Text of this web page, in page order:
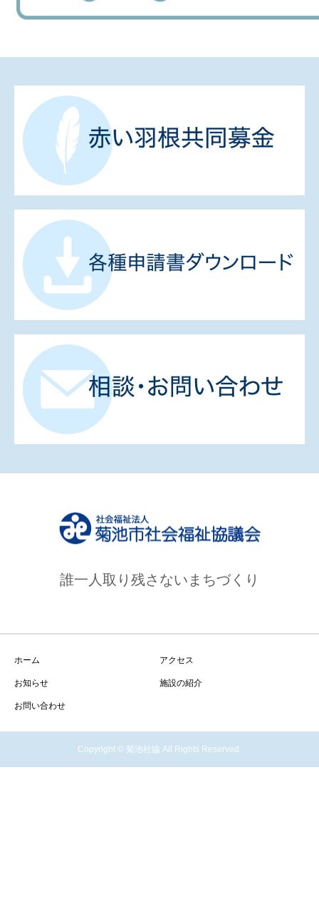
誰一人取り残さないまちづくり
ホーム アクセス
お知らせ 施設の紹介
お問い合わせ
Copyright © 菊池社協 All Rights Reserved.